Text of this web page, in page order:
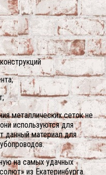
металлических сеток не
используются для
данный материал для
на самых удачных
из Екатеринбурга.